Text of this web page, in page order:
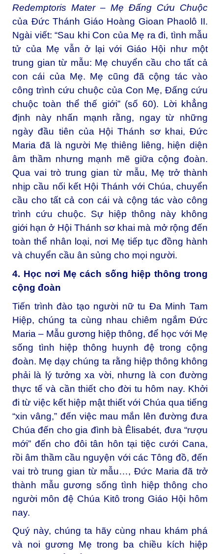
Redemptoris Mater– Mẹ Đấng Cứu Chuộc
của Đức Thánh Giáo Hoàng Gioan Phaolô II.
Ngài viết: “Sau khi Con của Mẹ ra đi, tình mẫu
tử của Mẹ vẫn ở lại với Giáo Hội như một
trung gian từ mẫu: Mẹ chuyển cầu cho tất cả
con cái của Mẹ. Mẹ cũng đã cộng tác vào
công trình cứu chuộc của Con Mẹ, Đấng cứu
chuộc toàn thể thế giới” (số 60). Lời khẳng
định này nhấn mạnh rằng, ngay từ những
ngày đầu tiên của Hội Thánh sơ khai, Đức
Maria đã là người Mẹ thiêng liêng, hiện diện
âm thầm nhưng mạnh mẽ giữa cộng đoàn.
Qua vai trò trung gian từ mẫu, Mẹ trở thành
nhịp cầu nối kết Hội Thánh với Chúa, chuyển
cầu cho tất cả con cái và cộng tác vào công
trình cứu chuộc. Sự hiệp thông này không
giới hạn ở Hội Thánh sơ khai mà mở rộng đến
toàn thể nhân loại, nơi Mẹ tiếp tục đồng hành
và chuyển cầu ân sủng cho mọi người.
4. Học nơi Mẹ cách sống hiệp thông trong
cộng đoàn
Tiến trình đào tạo người nữ tu Đa Minh Tam
Hiệp, chúng ta cùng nhau chiêm ngắm Đức
Maria – Mẫu gương hiệp thông, để học với Mẹ
sống tình hiệp thông huynh đệ trong cộng
đoàn. Mẹ dạy chúng ta rằng hiệp thông không
phải là lý tưởng xa vời, nhưng là con đường
thực tế và cần thiết cho đời tu hôm nay. Khởi
đi từ việc kết hiệp mật thiết với Chúa qua tiếng
“xin vâng,” đến việc mau mắn lên đường đưa
Chúa đến cho gia đình bà Êlisabét, đưa “rượu
mới” đến cho đôi tân hôn tại tiệc cưới Cana,
rồi âm thầm cầu nguyện với các Tông đồ, đến
vai trò trung gian từ mẫu…, Đức Maria đã trở
thành mẫu gương sống tình hiệp thông cho
người môn đệ Chúa Kitô trong Giáo Hội hôm
nay.
Quý này, chúng ta hãy cùng nhau khám phá
và noi gương Mẹ trong ba chiều kích hiệp